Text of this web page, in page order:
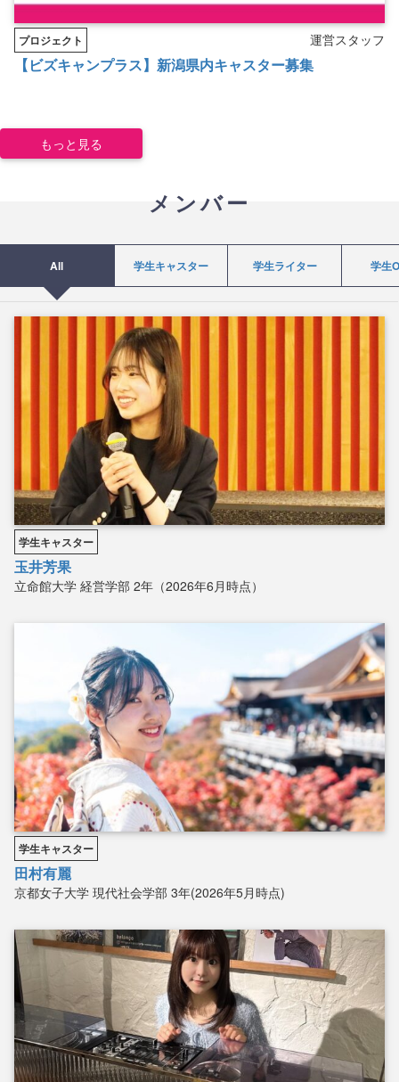
プロジェクト 運営スタッフ
【ビズキャンプラス】新潟県内キャスター募集
もっと見る
メンバー
All 学生キャスター 学生ライター 学生
学生キャスター
玉井芳果
立命館大学 経営学部 2年（2026年6月時点）
学生キャスター
田村有麗
京都女子大学 現代社会学部 3年(2026年5月時点)